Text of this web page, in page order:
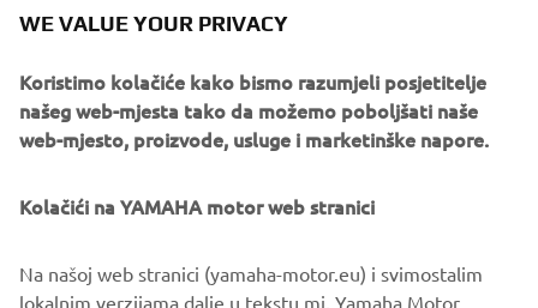
WE VALUE YOUR PRIVACY
Koristimo kolačiće kako bismo razumjeli posjetitelje
našeg web-mjesta tako da možemo poboljšati naše
web-mjesto, proizvode, usluge i marketinške napore.
Kolačići na YAMAHA motor web stranici
Na našoj web stranici (yamaha-motor.eu) i svimostalim
lokalnim verzijama dalje u tekstu mi, Yamaha Motor